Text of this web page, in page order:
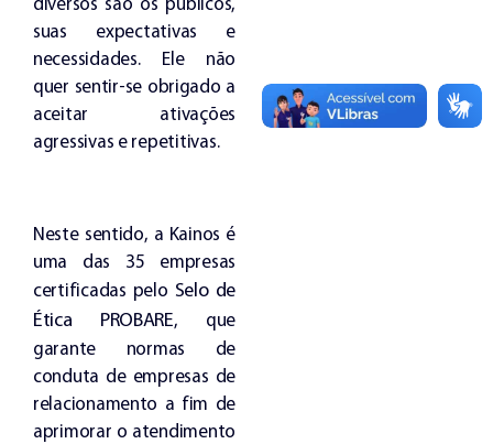
diversos são os públicos,
suas expectativas e
necessidades. Ele não
quer sentir-se obrigado a
aceitar ativações
agressivas e repetitivas.
Neste sentido, a Kainos é
uma das 35 empresas
certificadas pelo Selo de
Ética PROBARE, que
garante normas de
conduta de empresas de
relacionamento a fim de
aprimorar o atendimento